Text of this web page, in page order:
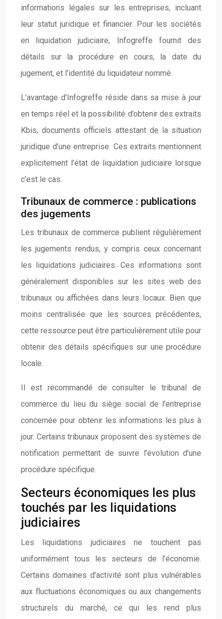
informations légales sur les entreprises, incluant
leur statut juridique et financier. Pour les sociétés
en liquidation judiciaire, Infogreffe fournit des
détails sur la procédure en cours, la date du
jugement, et l’identité du liquidateur nommé.
L’avantage d’Infogreffe réside dans sa mise à jour
en temps réel et la possibilité d’obtenir des extraits
Kbis, documents officiels attestant de la situation
juridique d’une entreprise. Ces extraits mentionnent
explicitement l’état de liquidation judiciaire lorsque
c’est le cas.
Tribunaux de commerce : publications
des jugements
Les tribunaux de commerce publient régulièrement
les jugements rendus, y compris ceux concernant
les liquidations judiciaires. Ces informations sont
généralement disponibles sur les sites web des
tribunaux ou affichées dans leurs locaux. Bien que
moins centralisée que les sources précédentes,
cette ressource peut être particulièrement utile pour
obtenir des détails spécifiques sur une procédure
locale.
Il est recommandé de consulter le tribunal de
commerce du lieu du siège social de l’entreprise
concernée pour obtenir les informations les plus à
jour. Certains tribunaux proposent des systèmes de
notification permettant de suivre l’évolution d’une
procédure spécifique.
Secteurs économiques les plus
touchés par les liquidations
judiciaires
Les liquidations judiciaires ne touchent pas
uniformément tous les secteurs de l’économie.
Certains domaines d’activité sont plus vulnérables
aux fluctuations économiques ou aux changements
structurels du marché, ce qui les rend plus